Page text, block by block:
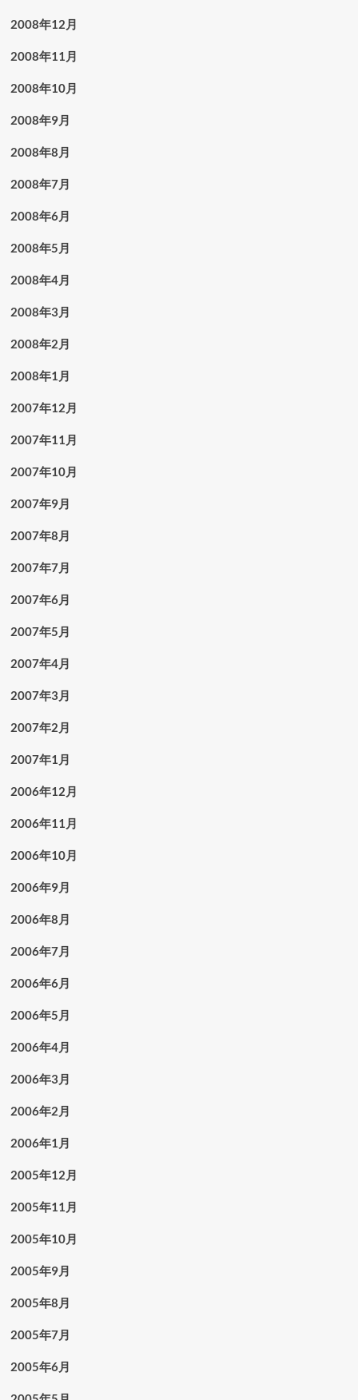
2008年12月
2008年11月
2008年10月
2008年9月
2008年8月
2008年7月
2008年6月
2008年5月
2008年4月
2008年3月
2008年2月
2008年1月
2007年12月
2007年11月
2007年10月
2007年9月
2007年8月
2007年7月
2007年6月
2007年5月
2007年4月
2007年3月
2007年2月
2007年1月
2006年12月
2006年11月
2006年10月
2006年9月
2006年8月
2006年7月
2006年6月
2006年5月
2006年4月
2006年3月
2006年2月
2006年1月
2005年12月
2005年11月
2005年10月
2005年9月
2005年8月
2005年7月
2005年6月